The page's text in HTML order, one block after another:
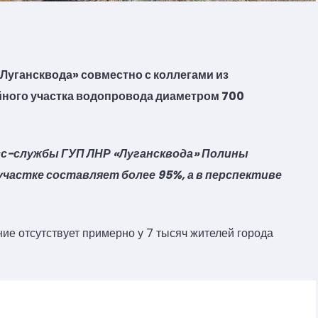
совместно с коллегами из
участка водопровода диаметром 700
службы ГУП ЛНР «Лугансквода» Полины
составляет более 95%, а в перспективе
отсутствует примерно у 7 тысяч жителей города